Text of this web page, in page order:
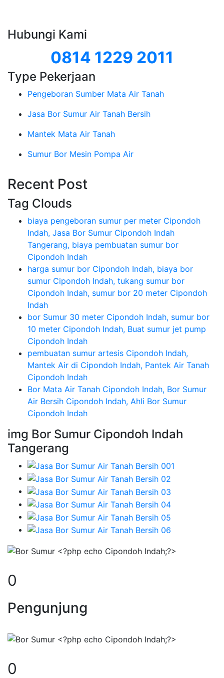
Hubungi Kami
0814 1229 2011
Type Pekerjaan
Pengeboran Sumber Mata Air Tanah
Jasa Bor Sumur Air Tanah Bersih
Mantek Mata Air Tanah
Sumur Bor Mesin Pompa Air
Recent Post
Tag Clouds
biaya pengeboran sumur per meter Cipondoh
Indah, Jasa Bor Sumur Cipondoh Indah
Tangerang, biaya pembuatan sumur bor
Cipondoh Indah
harga sumur bor Cipondoh Indah, biaya bor
sumur Cipondoh Indah, tukang sumur bor
Cipondoh Indah, sumur bor 20 meter Cipondoh
Indah
bor Sumur 30 meter Cipondoh Indah, sumur bor
10 meter Cipondoh Indah, Buat sumur jet pump
Cipondoh Indah
pembuatan sumur artesis Cipondoh Indah,
Mantek Air di Cipondoh Indah, Pantek Air Tanah
Cipondoh Indah
Bor Mata Air Tanah Cipondoh Indah, Bor Sumur
Air Bersih Cipondoh Indah, Ahli Bor Sumur
Cipondoh Indah
img Bor Sumur Cipondoh Indah
Tangerang
0
Pengunjung
0